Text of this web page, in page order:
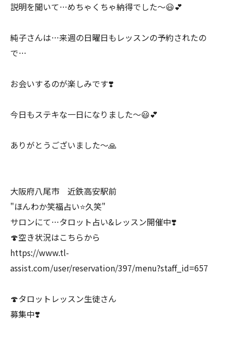
説明を聞いて…めちゃくちゃ納得でした〜😃💕
純子さんは…来週の日曜日もレッスンの予約されたの
で…
お会いするのが楽しみです❣️
今日もステキな一日になりました〜😃💕
ありがとうございました〜🙏
大阪府八尾市 近鉄高安駅前
"ほんわか笑福占い⭐️久笑"
サロンにて…タロット占い&レッスン開催中❣️
🍄空き状況はこちらから
https://www.tl-
assist.com/user/reservation/397/menu?staff_id=657
🍄タロットレッスン生徒さん
募集中❣️